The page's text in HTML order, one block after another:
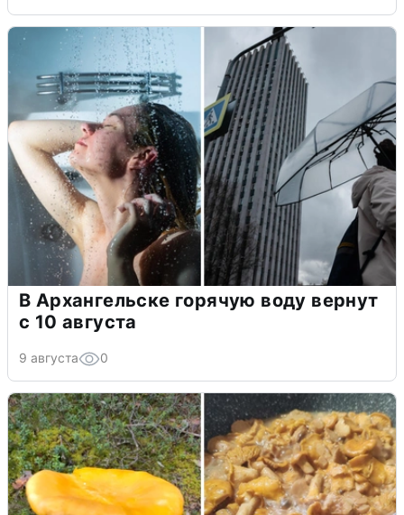
В Архангельске горячую воду вернут
с 10 августа
9 августа 0